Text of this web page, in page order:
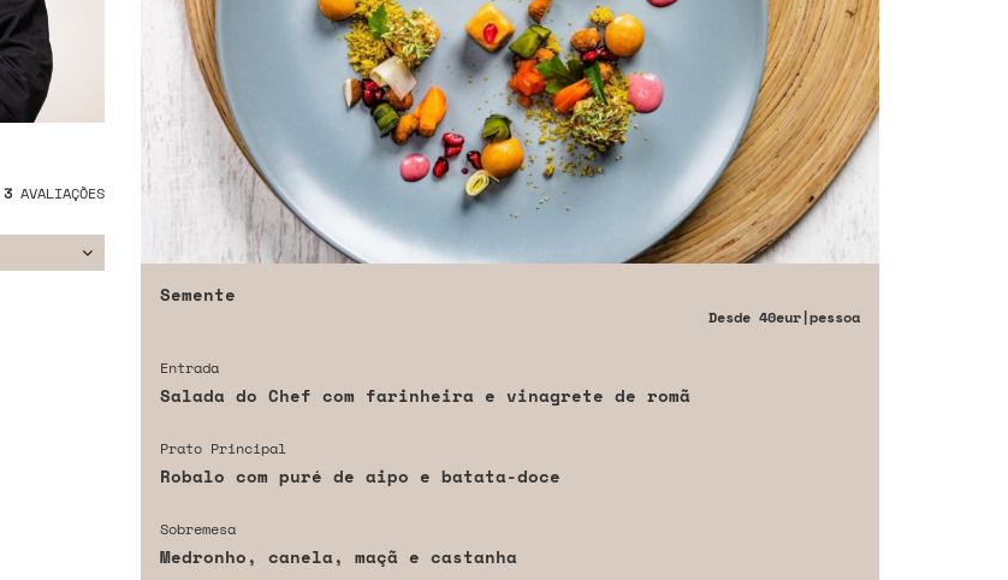
3AVALIAÇÕES
Semente
Desde 40eur|pessoa
Entrada
Salada do Chef com farinheira e vinagrete de romã
Prato Principal
Robalo com puré de aipo e batata-doce
Sobremesa
Medronho, canela, maçã e castanha